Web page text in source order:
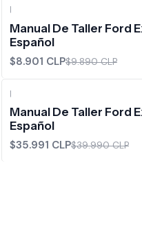
|
Manual De Taller Ford
Español
$8.901 CLP$9.890 CLP
|
Manual De Taller Ford
Español
$35.991 CLP$39.990 CLP